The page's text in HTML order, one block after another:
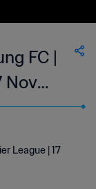
FC |
Nov
League | 17